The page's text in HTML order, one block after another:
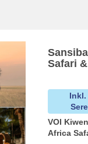
Safari
Inkl.
VOI
Africa